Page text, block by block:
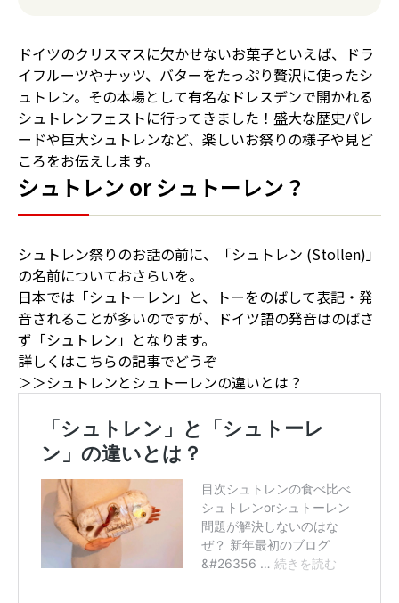
ドイツのクリスマスに欠かせないお菓子といえば、ドラ
イフルーツやナッツ、バターをたっぷり贅沢に使ったシ
ュトレン。その本場として有名なドレスデンで開かれる
シュトレンフェストに行ってきました！盛大な歴史パレ
ードや巨大シュトレンなど、楽しいお祭りの様子や見ど
ころをお伝えします。
シュトレン or シュトーレン？
シュトレン祭りのお話の前に、「シュトレン (Stollen)」
の名前についておさらいを。
日本では「シュトーレン」と、トーをのばして表記・発
音されることが多いのですが、ドイツ語の発音はのばさ
ず「シュトレン」となります。
詳しくはこちらの記事でどうぞ
＞＞シュトレンとシュトーレンの違いとは？